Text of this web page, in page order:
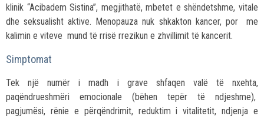
klinik “Acibadem Sistina”, megjithatë, mbetet e shëndetshme, vitale
dhe seksualisht aktive. Menopauza nuk shkakton kancer, por me
kalimin e viteve mund të rrisë rrezikun e zhvillimit të kancerit.
Simptomat
Tek një numër i madh i grave shfaqen valë të nxehta,
paqëndrueshmëri emocionale (bëhen tepër të ndjeshme),
pagjumësi, rënie e përqëndrimit, reduktim i vitalitetit, ndjenja e